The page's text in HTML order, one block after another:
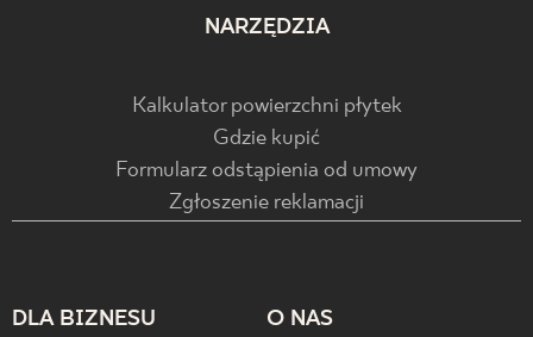
NARZĘDZIA
Kalkulator powierzchni płytek
Gdzie kupić
Formularz odstąpienia od umowy
Zgłoszenie reklamacji
DLA BIZNESU O NAS